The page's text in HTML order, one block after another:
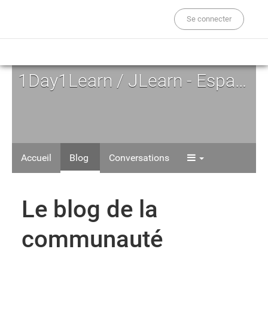
Se connecter
1Day1Learn / JLearn - Espace d'Auto-formation
Accueil Blog Conversations
Blog
Le blog de la
communauté